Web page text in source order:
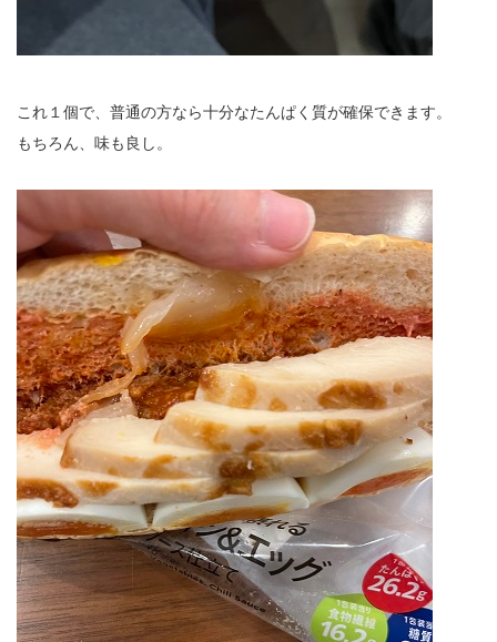
これ１個で、普通の方なら十分なたんぱく質が確保できます。
もちろん、味も良し。